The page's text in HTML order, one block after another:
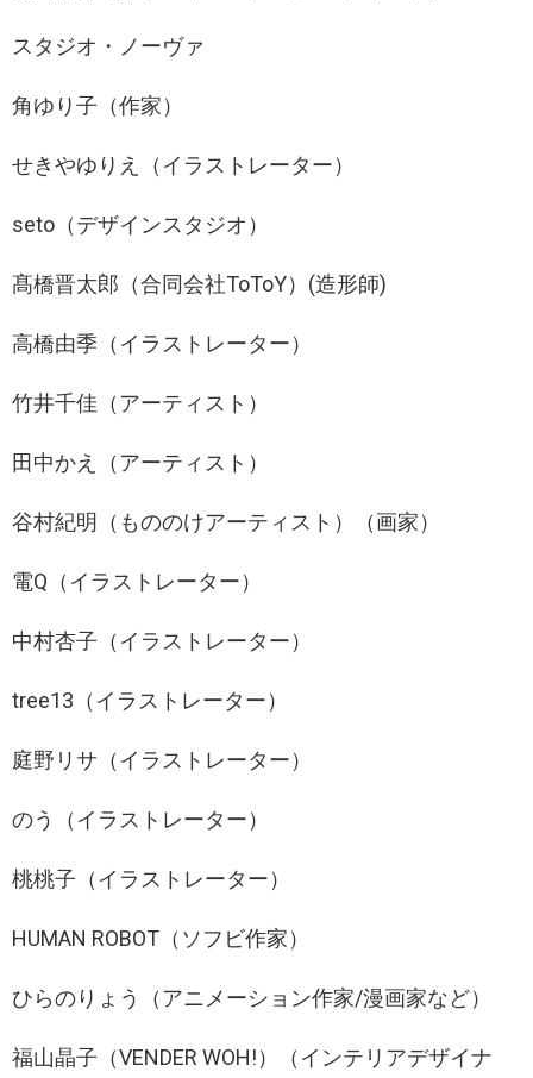
スタジオ・ノーヴァ
角ゆり子（作家）
せきやゆりえ（イラストレーター）
seto（デザインスタジオ）
髙橋晋太郎（合同会社ToToY）(造形師)
高橋由季（イラストレーター）
竹井千佳（アーティスト）
田中かえ（アーティスト）
谷村紀明（もののけアーティスト）（画家）
電Q（イラストレーター）
中村杏子（イラストレーター）
tree13（イラストレーター）
庭野リサ（イラストレーター）
のう（イラストレーター）
桃桃子（イラストレーター）
HUMAN ROBOT（ソフビ作家）
ひらのりょう（アニメーション作家/漫画家など）
福山晶子（VENDER WOH!）（インテリアデザイナ